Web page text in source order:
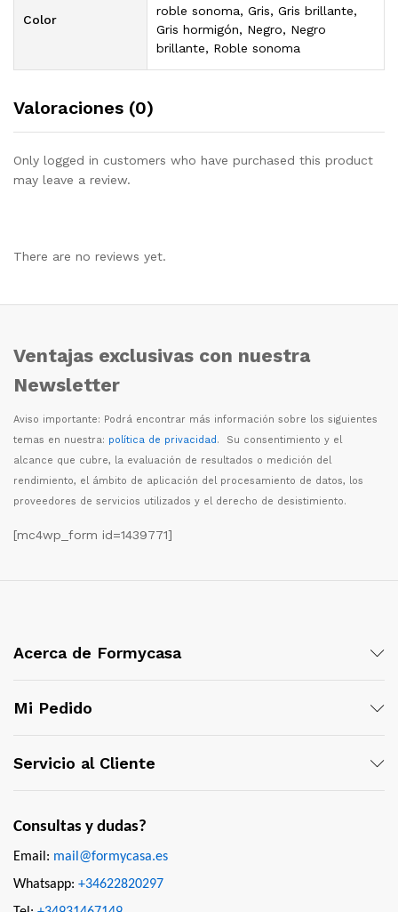
Color
roble sonoma, Gris, Gris brillante,
Gris hormigón, Negro, Negro
brillante, Roble sonoma
Valoraciones (0)
Only logged in customers who have purchased this product
may leave a review.
There are no reviews yet.
Ventajas exclusivas con nuestra
Newsletter
Aviso importante: Podrá encontrar más información sobre los siguientes
temas en nuestra: política de privacidad. Su consentimiento y el
alcance que cubre, la evaluación de resultados o medición del
rendimiento, el ámbito de aplicación del procesamiento de datos, los
proveedores de servicios utilizados y el derecho de desistimiento.
[mc4wp_form id=1439771]
Acerca de Formycasa
Mi Pedido
Servicio al Cliente
Consultas y dudas?
Email: mail@formycasa.es
Whatsapp: +34622820297